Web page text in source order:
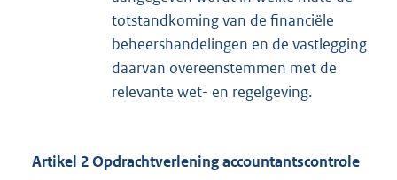
totstandkoming van de financiële
beheershandelingen en de vastlegging
daarvan overeenstemmen met de
relevante wet- en regelgeving.
Artikel 2 Opdrachtverlening accountantscontrole